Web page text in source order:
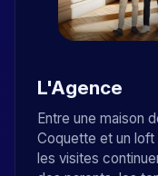
L'Agence
Entre une maison
Coquette et un
les visites